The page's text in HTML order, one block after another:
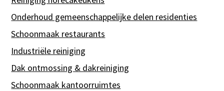
Onderhoud gemeenschappelijke delen residenties
Schoonmaak restaurants
Industriële reiniging
Dak ontmossing & dakreiniging
Schoonmaak kantoorruimtes